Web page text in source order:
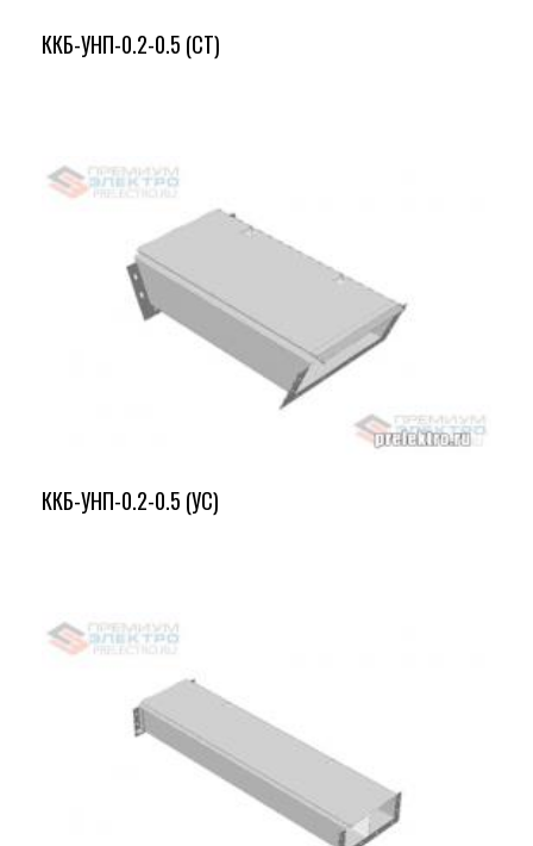
ККБ-УНП-0.2-0.5 (СТ)
ККБ-УНП-0.2-0.5 (УС)